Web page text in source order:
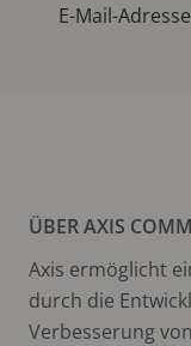
E-Mail-
ÜBER AXIS
Axis ermöglicht
durch die
Verbesserung